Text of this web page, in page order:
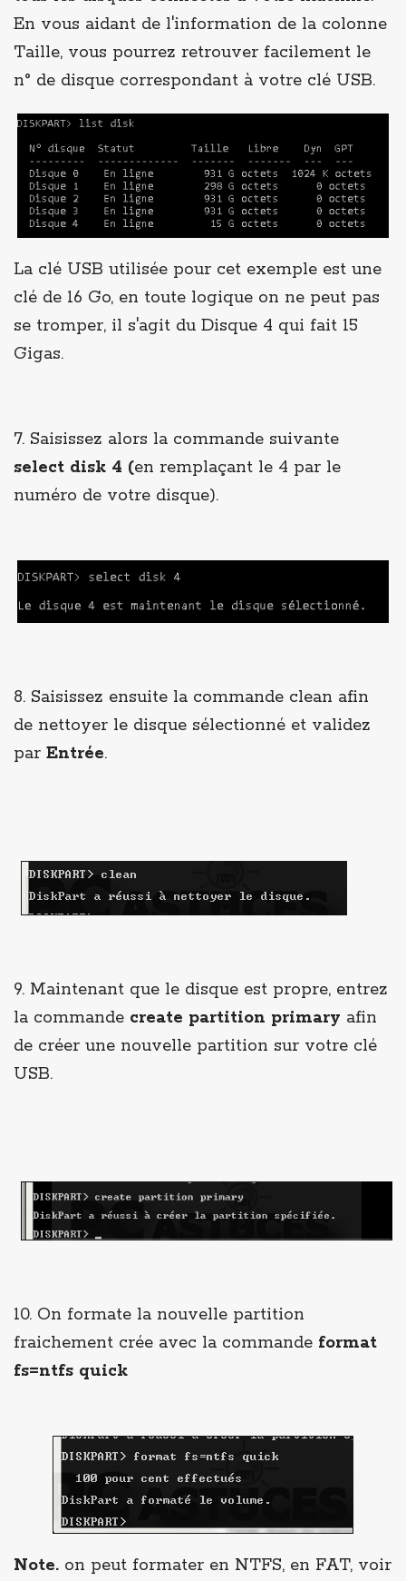
En vous aidant de l'information de la colonne
Taille, vous pourrez retrouver facilement le
n° de disque correspondant à votre clé USB.
La clé USB utilisée pour cet exemple est une
clé de 16 Go, en toute logique on ne peut pas
se tromper, il s'agit du Disque 4 qui fait 15
Gigas.
7. Saisissez alors la commande suivante
select disk 4 (en remplaçant le 4 par le
numéro de votre disque).
8. Saisissez ensuite la commande clean afin
de nettoyer le disque sélectionné et validez
par Entrée.
9. Maintenant que le disque est propre, entrez
la commande create partition primary afin
de créer une nouvelle partition sur votre clé
USB.
10. On formate la nouvelle partition
fraichement crée avec la commande format
fs=ntfs quick
Note. on peut formater en NTFS, en FAT, voir